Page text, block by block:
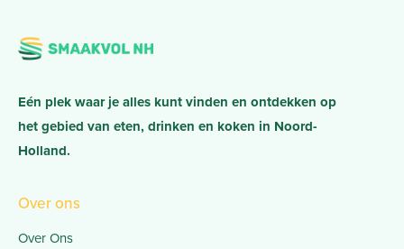
Eén plek waar je alles kunt vinden en ontdekken op
het gebied van eten, drinken en koken in Noord-
Holland.
Over ons
Over Ons